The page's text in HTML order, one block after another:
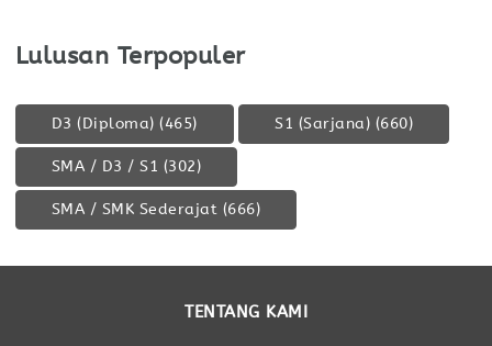
Lulusan Terpopuler
D3 (Diploma) (465) S1 (Sarjana) (660)
SMA / D3 / S1 (302)
SMA / SMK Sederajat (666)
TENTANG KAMI